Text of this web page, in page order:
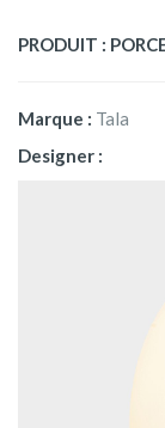
PRODUIT :
Marque : Tala
Designer :